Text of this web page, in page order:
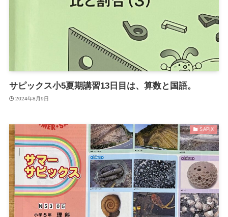
サピックス小5夏期講習13日目は、算数と国語。
2024年8月9日
SAPIX